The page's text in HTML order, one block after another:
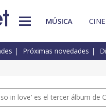
MÚSICA CINE
Próximas novedades
in love' es el tercer álbum de